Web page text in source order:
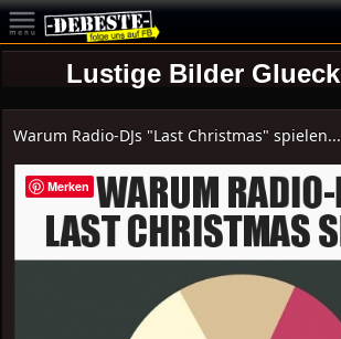
Lustige Bilder Glueck
Warum Radio-DJs "Last Christmas" spielen...
Merken